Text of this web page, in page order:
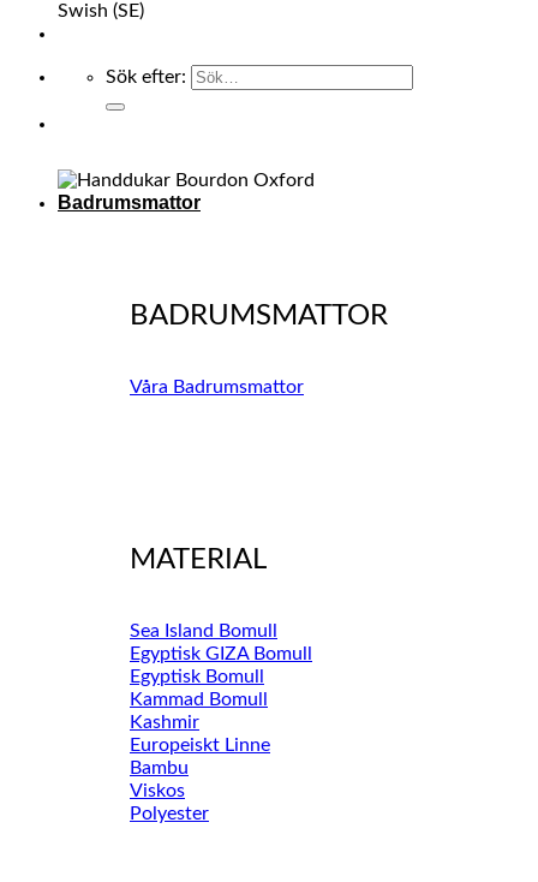
Swish (SE)
Sök efter:
Badrumsmattor
BADRUMSMATTOR
Våra Badrumsmattor
MATERIAL
Sea Island Bomull
Egyptisk GIZA Bomull
Egyptisk Bomull
Kammad Bomull
Kashmir
Europeiskt Linne
Bambu
Viskos
Polyester